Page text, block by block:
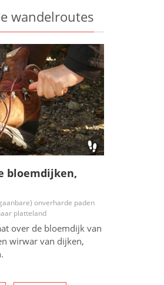
wandelroutes
bloemdijken,
onverharde paden
platteland
over de bloemdijk van
wirwar van dijken,